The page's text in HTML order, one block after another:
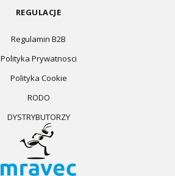
REGULACJE
Regulamin B2B
Polityka Prywatnosci
Polityka Cookie
RODO
DYSTRYBUTORZY